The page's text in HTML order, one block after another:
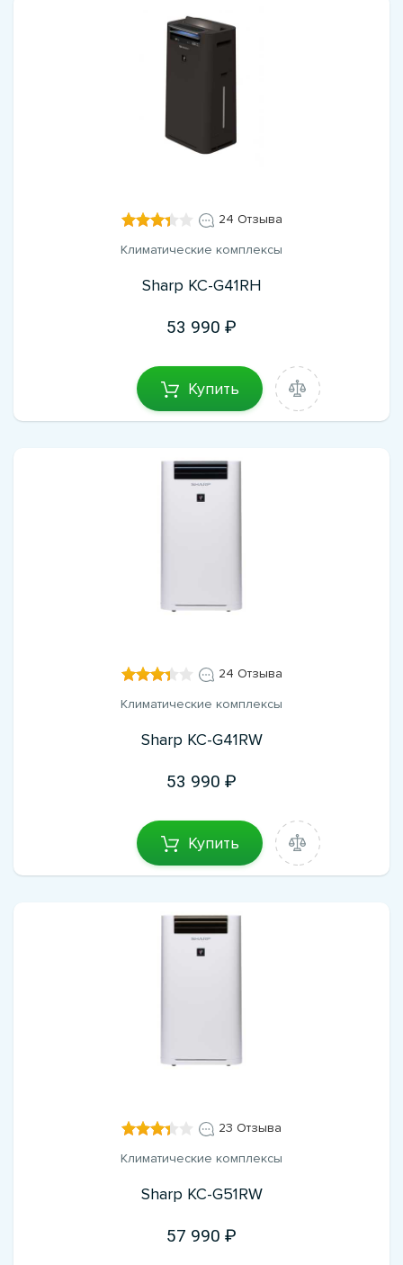
24 Отзыва
Климатические комплексы
Sharp KC-G41RH
53 990
Купить
24 Отзыва
Климатические комплексы
Sharp KC-G41RW
53 990
Купить
23 Отзыва
Климатические комплексы
Sharp KC-G51RW
57 990